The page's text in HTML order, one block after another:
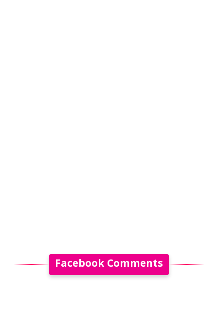
Facebook Comments